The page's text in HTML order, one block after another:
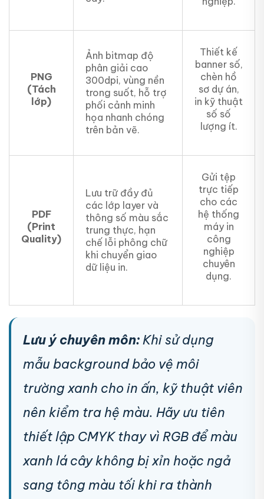
PNG
(Tách
lớp)
Ảnh bitmap độ
phân giải cao
300dpi, vùng nền
trong suốt, hỗ trợ
phối cảnh minh
họa nhanh chóng
trên bản vẽ.
Thiết kế
banner số,
chèn hồ
sơ dự án,
in kỹ thuật
số số
lượng ít.
PDF
(Print
Quality)
Lưu trữ đầy đủ
các lớp layer và
thông số màu sắc
trung thực, hạn
chế lỗi phông chữ
khi chuyển giao
dữ liệu in.
Gửi tệp
trực tiếp
cho các
hệ thống
máy in
công
nghiệp
chuyên
dụng.
Lưu ý chuyên môn:Khi sử dụng
mẫu background bảo vệ môi
trường xanh cho in ấn, kỹ thuật viên
nên kiểm tra hệ màu. Hãy ưu tiên
thiết lập CMYK thay vì RGB để màu
xanh lá cây không bị xỉn hoặc ngả
sang tông màu tối khi ra thành